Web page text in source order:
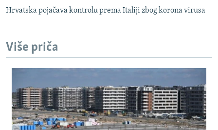
Hrvatska pojačava kontrolu prema Italiji zbog korona virusa
Više priča